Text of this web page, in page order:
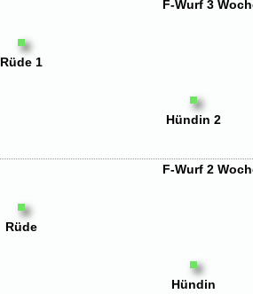
F-Wurf 3
Rüde 1
Hündin 2
F-Wurf 2
Rüde
Hündin